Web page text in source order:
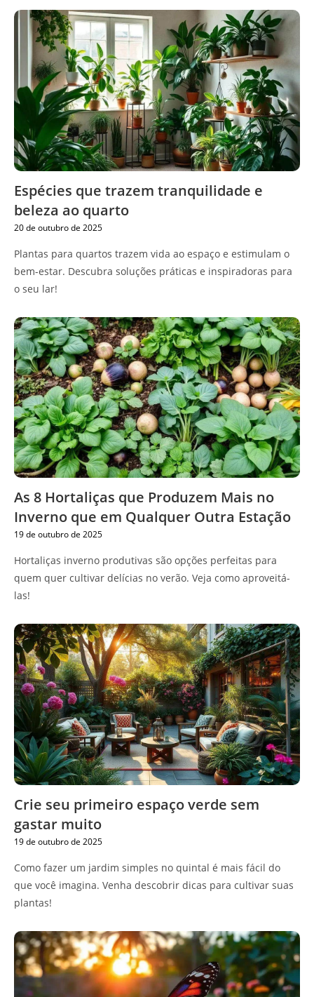
Espécies que trazem tranquilidade e
beleza ao quarto
20 de outubro de 2025
Plantas para quartos trazem vida ao espaço e estimulam o
bem-estar. Descubra soluções práticas e inspiradoras para
o seu lar!
As 8 Hortaliças que Produzem Mais no
Inverno que em Qualquer Outra Estação
19 de outubro de 2025
Hortaliças inverno produtivas são opções perfeitas para
quem quer cultivar delícias no verão. Veja como aproveitá-
las!
Crie seu primeiro espaço verde sem
gastar muito
19 de outubro de 2025
Como fazer um jardim simples no quintal é mais fácil do
que você imagina. Venha descobrir dicas para cultivar suas
plantas!